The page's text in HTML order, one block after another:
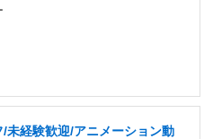
未経験歓迎/アニメーション動